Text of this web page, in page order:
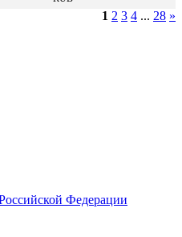
1 2 3 4 ... 28 »
Федерации